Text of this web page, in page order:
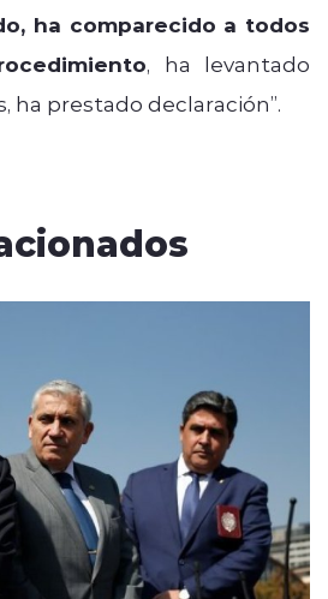
ha comparecido a todos
, ha levantado
ha prestado declaración”.